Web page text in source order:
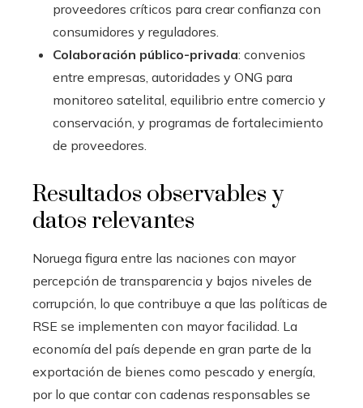
proveedores críticos para crear confianza con
consumidores y reguladores.
Colaboración público-privada: convenios
entre empresas, autoridades y ONG para
monitoreo satelital, equilibrio entre comercio y
conservación, y programas de fortalecimiento
de proveedores.
Resultados observables y
datos relevantes
Noruega figura entre las naciones con mayor
percepción de transparencia y bajos niveles de
corrupción, lo que contribuye a que las políticas de
RSE se implementen con mayor facilidad. La
economía del país depende en gran parte de la
exportación de bienes como pescado y energía,
por lo que contar con cadenas responsables se